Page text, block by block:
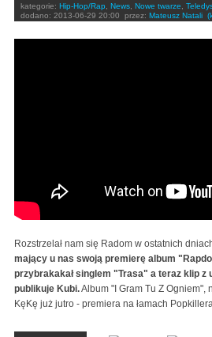
kategorie: Hip-Hop/Rap, News, Nowe twarze,
dodano: 2013-06-29 20:00 przez: Mateusz Natali
Rozstrzelał nam się Radom w ostatnich
mający u nas swoją premierę album
przybrakakał singlem "Trasa" a teraz klip z
publikuje Kubi.Album "I Gram Tu Z Ogniem",
KęKę już jutro - premiera na łamach Popkillera.